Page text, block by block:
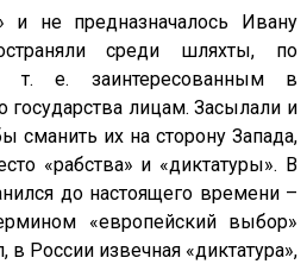
и не предназначалось Ивану
среди шляхты, по
т. е. заинтересованным в
государства лицам. Засылали и
сманить их на сторону Запада,
«рабства» и «диктатуры». В
до настоящего времени –
«европейский выбор»
в России извечная «диктатура»,